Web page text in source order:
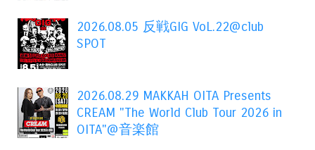
2026.08.05 反戦GIG VoL.22@club
SPOT
2026.08.29 MAKKAH OITA Presents
CREAM "The World Club Tour 2026 in
OITA"@音楽館